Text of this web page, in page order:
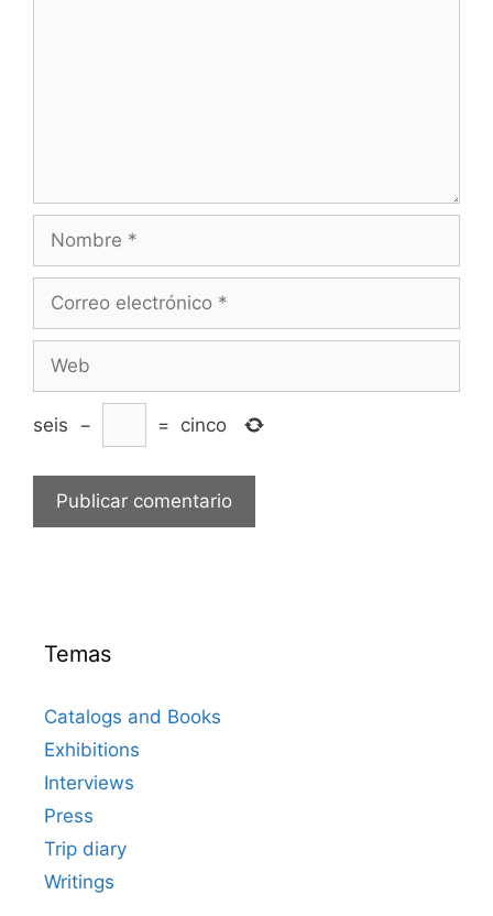
Nombre
Correo
Web
seis − = cinco
Temas
Catalogs and Books
Exhibitions
Interviews
Press
Trip diary
Writings